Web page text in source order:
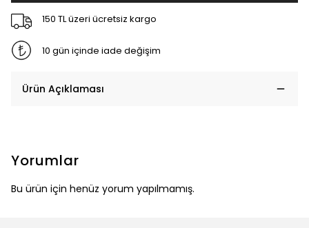
150 TL üzeri ücretsiz kargo
10 gün içinde iade değişim
Ürün Açıklaması
Yorumlar
Bu ürün için henüz yorum yapılmamış.